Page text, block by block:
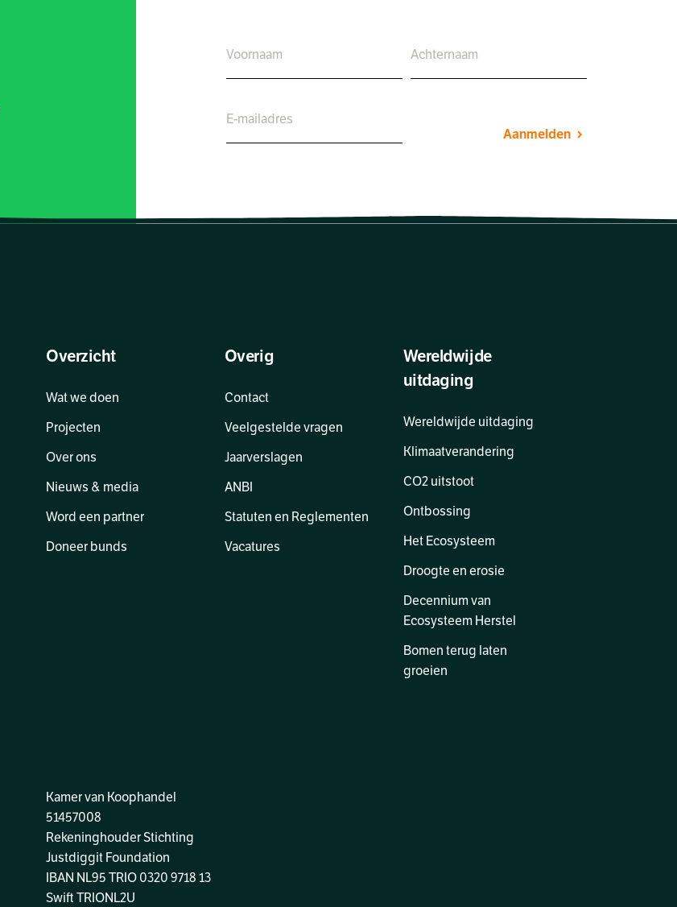
Aanmelden
Overzicht
Wat we doen
Projecten
Over ons
Nieuws & media
Word een partner
Doneer bunds
Overig
Contact
Veelgestelde vragen
Jaarverslagen
ANBI
Statuten en Reglementen
Vacatures
Wereldwijde
uitdaging
Wereldwijde uitdaging
Klimaatverandering
CO2 uitstoot
Ontbossing
Het Ecosysteem
Droogte en erosie
Decennium van
Ecosysteem Herstel
Bomen terug laten
groeien
Kamer van Koophandel
51457008
Rekeninghouder Stichting
Justdiggit Foundation
IBAN NL95 TRIO 0320 9718 13
Swift TRIONL2U